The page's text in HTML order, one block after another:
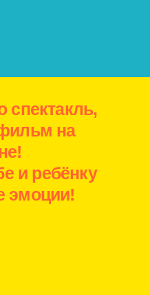
спектакль,
на
и ребёнку
эмоции!